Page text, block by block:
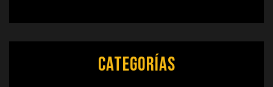
Categorías